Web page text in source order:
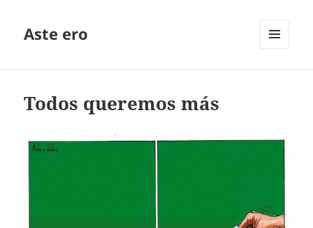
Aste ero
Todos queremos más